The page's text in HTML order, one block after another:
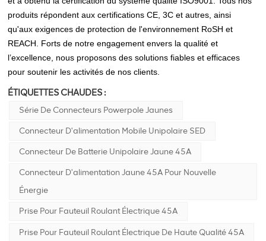
produits répondent aux certifications CE, 3C et autres, ainsi
qu'aux exigences de protection de l'environnement RoSH et
REACH. Forts de notre engagement envers la qualité et
l’excellence, nous proposons des solutions fiables et efficaces
pour soutenir les activités de nos clients.
ÉTIQUETTES CHAUDES :
Série De Connecteurs Powerpole Jaunes
Connecteur D'alimentation Mobile Unipolaire SED
Connecteur De Batterie Unipolaire Jaune 45A
Connecteur D'alimentation Jaune 45A Pour Nouvelle
Énergie
Prise Pour Fauteuil Roulant Électrique 45A
Prise Pour Fauteuil Roulant Électrique De Haute Qualité 45A